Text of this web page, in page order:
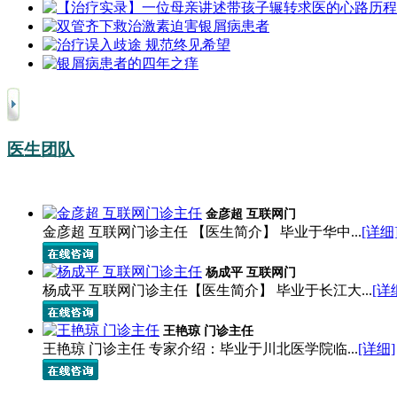
医生团队
金彦超 互联网门
金彦超 互联网门诊主任 【医生简介】 毕业于华中...[详
杨成平 互联网门
杨成平 互联网门诊主任【医生简介】 毕业于长江大...[详
王艳琼 门诊主任
王艳琼 门诊主任 专家介绍：毕业于川北医学院临...[详细]